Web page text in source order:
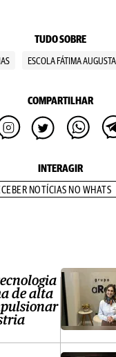
TUDO SOBRE
ESCOLA FÁTIMA
COMPARTILHAR
INTERAGIR
NOTÍCIAS NO WHATS
de alta